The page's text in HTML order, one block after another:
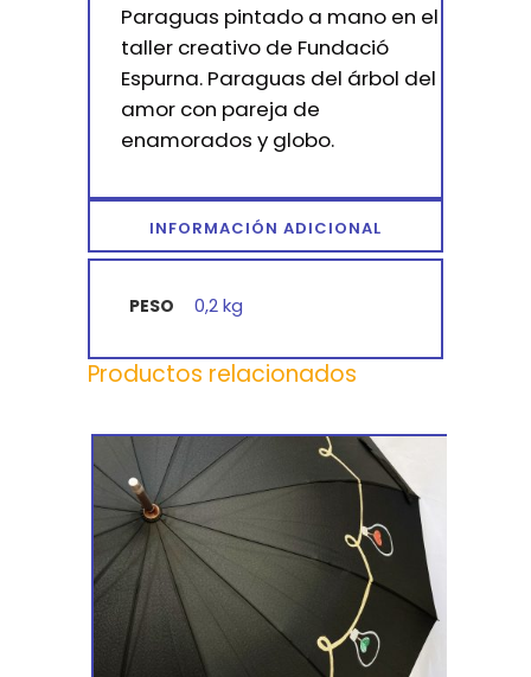
Paraguas pintado a mano en el
taller creativo de Fundació
Espurna. Paraguas del árbol del
amor con pareja de
enamorados y globo.
INFORMACIÓN ADICIONAL
PESO 0,2 kg
Productos relacionados